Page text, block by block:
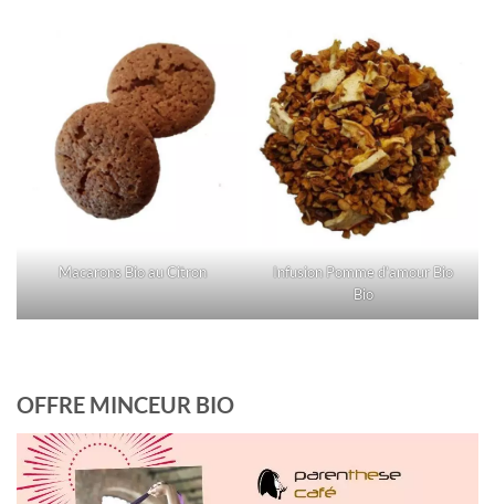
Macarons Bio au Citron
Infusion Pomme d’amour Bio
Bio
OFFRE MINCEUR BIO